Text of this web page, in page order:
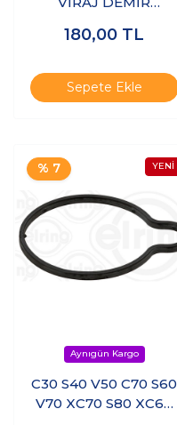
180,00 TL
Sepete Ekle
% 7
C30 S40 V50 C70 S60
V70 XC70 S80 XC60